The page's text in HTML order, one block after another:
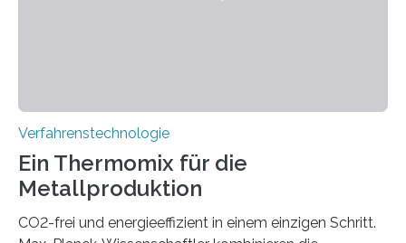
Verfahrenstechnologie
Ein Thermomix für die
Metallproduktion
CO2-frei und energieeffizient in einem einzigen Schritt.